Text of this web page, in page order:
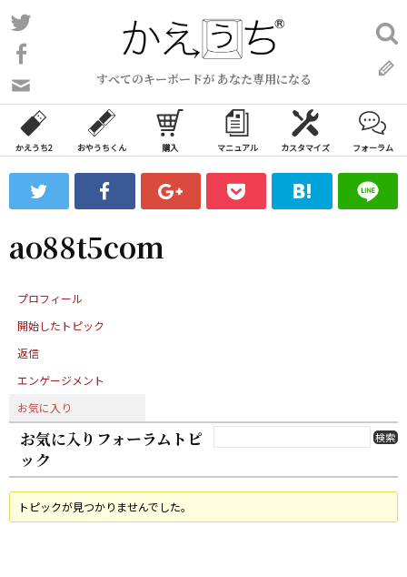
コ
ン
ン
ツ
ス
ッ
すべてのキーボードが あなた専用になる
い
合
わ
フ
ォ
ム
検
索:
かえうち2 おやうちくん 購入 マニュアル カスタマイズ フォーラム
ao88t5com
プロフィール
開始したトピック
返信
エンゲージメント
お気に入り
お気に入りフォーラムトピ
ック
トピックが見つかりませんでした。